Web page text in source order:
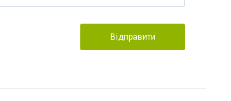
Відправити